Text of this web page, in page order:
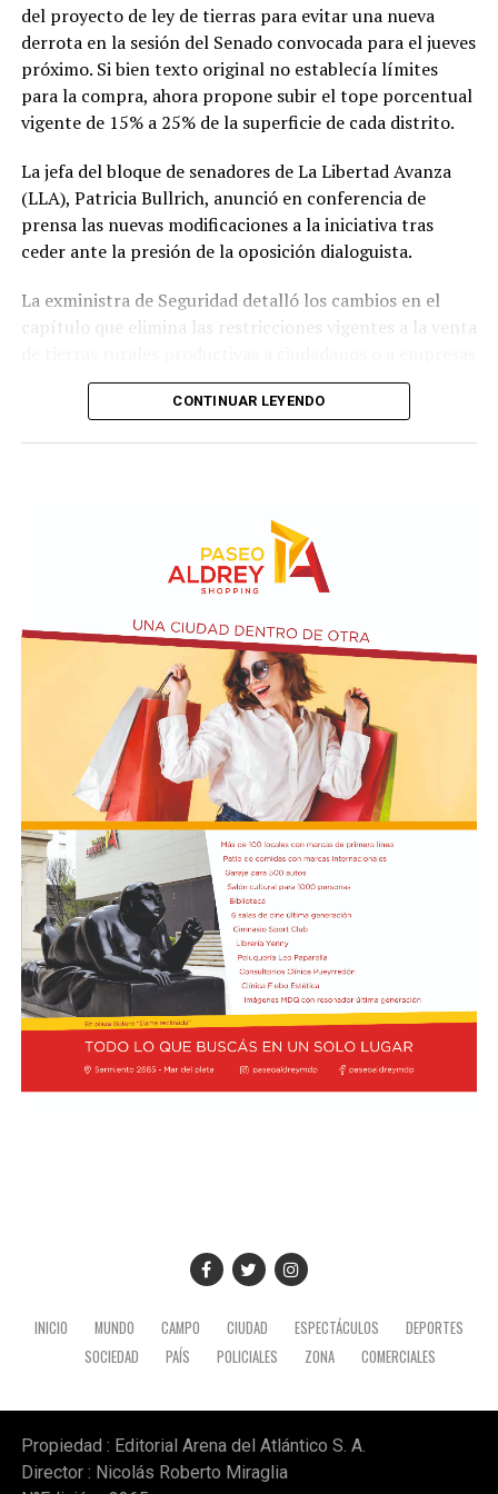
gobiernos de la región que comparten sus ideas, en una
gira que se extenderá hasta el fin de semana antes de su
regreso a Buenos Aires.
del proyecto de ley de tierras para evitar una nueva
derrota en la sesión del Senado convocada para el jueves
próximo. Si bien texto original no establecía límites
para la compra, ahora propone subir el tope porcentual
vigente de 15% a 25% de la superficie de cada distrito.
La jefa del bloque de senadores de La Libertad Avanza
(LLA), Patricia Bullrich, anunció en conferencia de
prensa las nuevas modificaciones a la iniciativa tras
ceder ante la presión de la oposición dialoguista.
La exministra de Seguridad detalló los cambios en el
capítulo que elimina las restricciones vigentes a la venta
de capitales extranjeros.
Por otro lado, la iniciativa introduce un agregado sobre
el artículo 4 de Ley N° 21.499 relacionada a las
En la conferencia de prensa acompañaron a Bullrich los
presidentes de las comisiones de Asuntos
Constitucionales, Agustín Coto (LLA-Tierra del Fuego),
y de Legislación General, Nadia Márquez (LLA-Neuquén).
FOTO: Bullrich, durante la conferencia de prensa en el
Senado. Rodrigo Néspolo/LA NACIÓN
CONTINUAR LEYENDO
INICIO MUNDO CAMPO CIUDAD ESPECTÁCULOS
DEPORTES
SOCIEDAD
PAÍS POLICIALES ZONA COMERCIALES
Propiedad : Editorial Arena del Atlántico S. A.
Director : Nicolás Roberto Miraglia